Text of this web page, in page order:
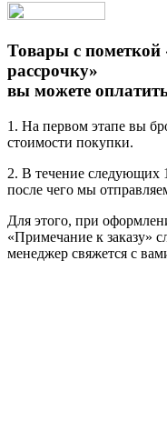
Товары с пометкой
рассрочку»
вы можете
1. На первом этапе вы
стоимости покупки.
2. В течение следующих
после чего мы
Для этого, при
«Примечание к заказу»
менеджер свяжется с